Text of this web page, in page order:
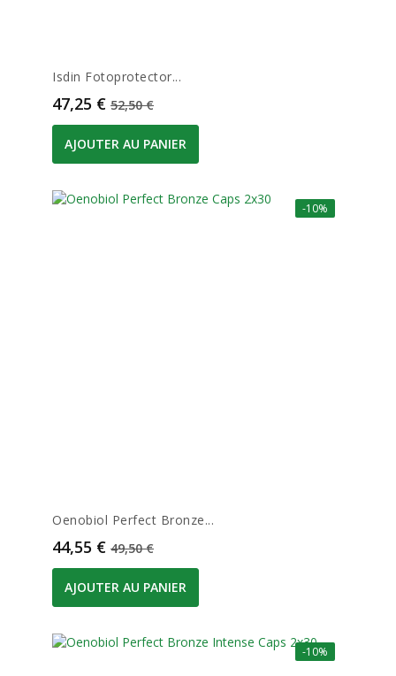
Isdin Fotoprotector...
Prix
47,25 € Prix de base
52,50 €
AJOUTER AU PANIER
-10%
Oenobiol Perfect Bronze...
Prix
44,55 € Prix de base
49,50 €
AJOUTER AU PANIER
-10%